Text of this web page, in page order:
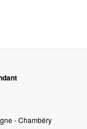
- Chambéry